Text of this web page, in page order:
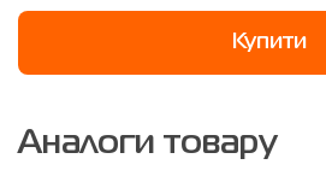
Купити
Аналоги товару